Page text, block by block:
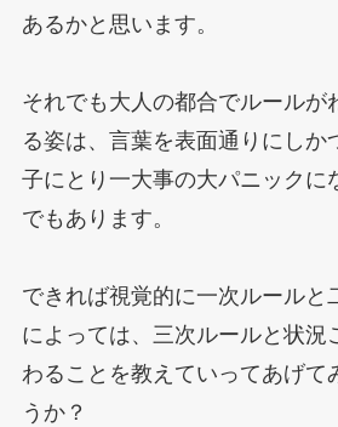
あるかと思います。
それでも大人の都合でルールが
る姿は、言葉を表面通りにしか
子にとり一大事の大パニックに
でもあります。
できれば視覚的に一次ルールと
によっては、三次ルールと状況
わることを教えていってあげて
うか？